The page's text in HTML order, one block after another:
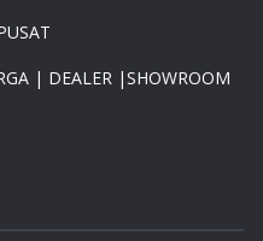
| DEALER |SHOWROOM